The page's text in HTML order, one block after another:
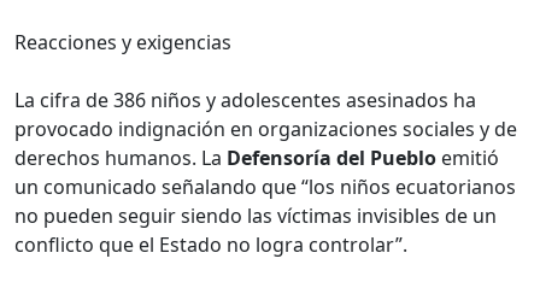
Reacciones y exigencias
La cifra de 386 niños y adolescentes asesinados ha
provocado indignación en organizaciones sociales y de
derechos humanos. La Defensoría del Pueblo emitió
un comunicado señalando que “los niños ecuatorianos
no pueden seguir siendo las víctimas invisibles de un
conflicto que el Estado no logra controlar”.